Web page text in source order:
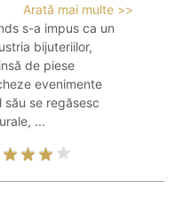
Arată mai multe >>
s-a impus ca un
bijuteriilor,
de piese
evenimente
se regăsesc
...